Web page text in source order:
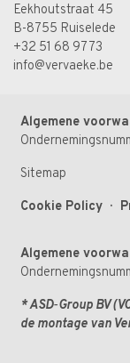
Eekhoutstraat 45
B-8755 Ruiselede
+32 51 68 97 73
info@vervaeke.be
Algemene
Sitemap
Cookie Policy ·
Algemene
* ASD‑Group BV
de montage van